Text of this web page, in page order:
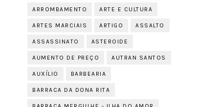
ARROMBAMENTO ARTE E CULTURA
ARTES MARCIAIS ARTIGO ASSALTO
ASSASSINATO ASTEROIDE
AUMENTO DE PREÇO AUTRAN SANTOS
AUXÍLIO BARBEARIA
BARRACA DA DONA RITA